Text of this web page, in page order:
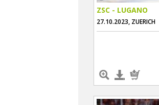
ZSC - LUGANO
27.10.2023, ZUERICH